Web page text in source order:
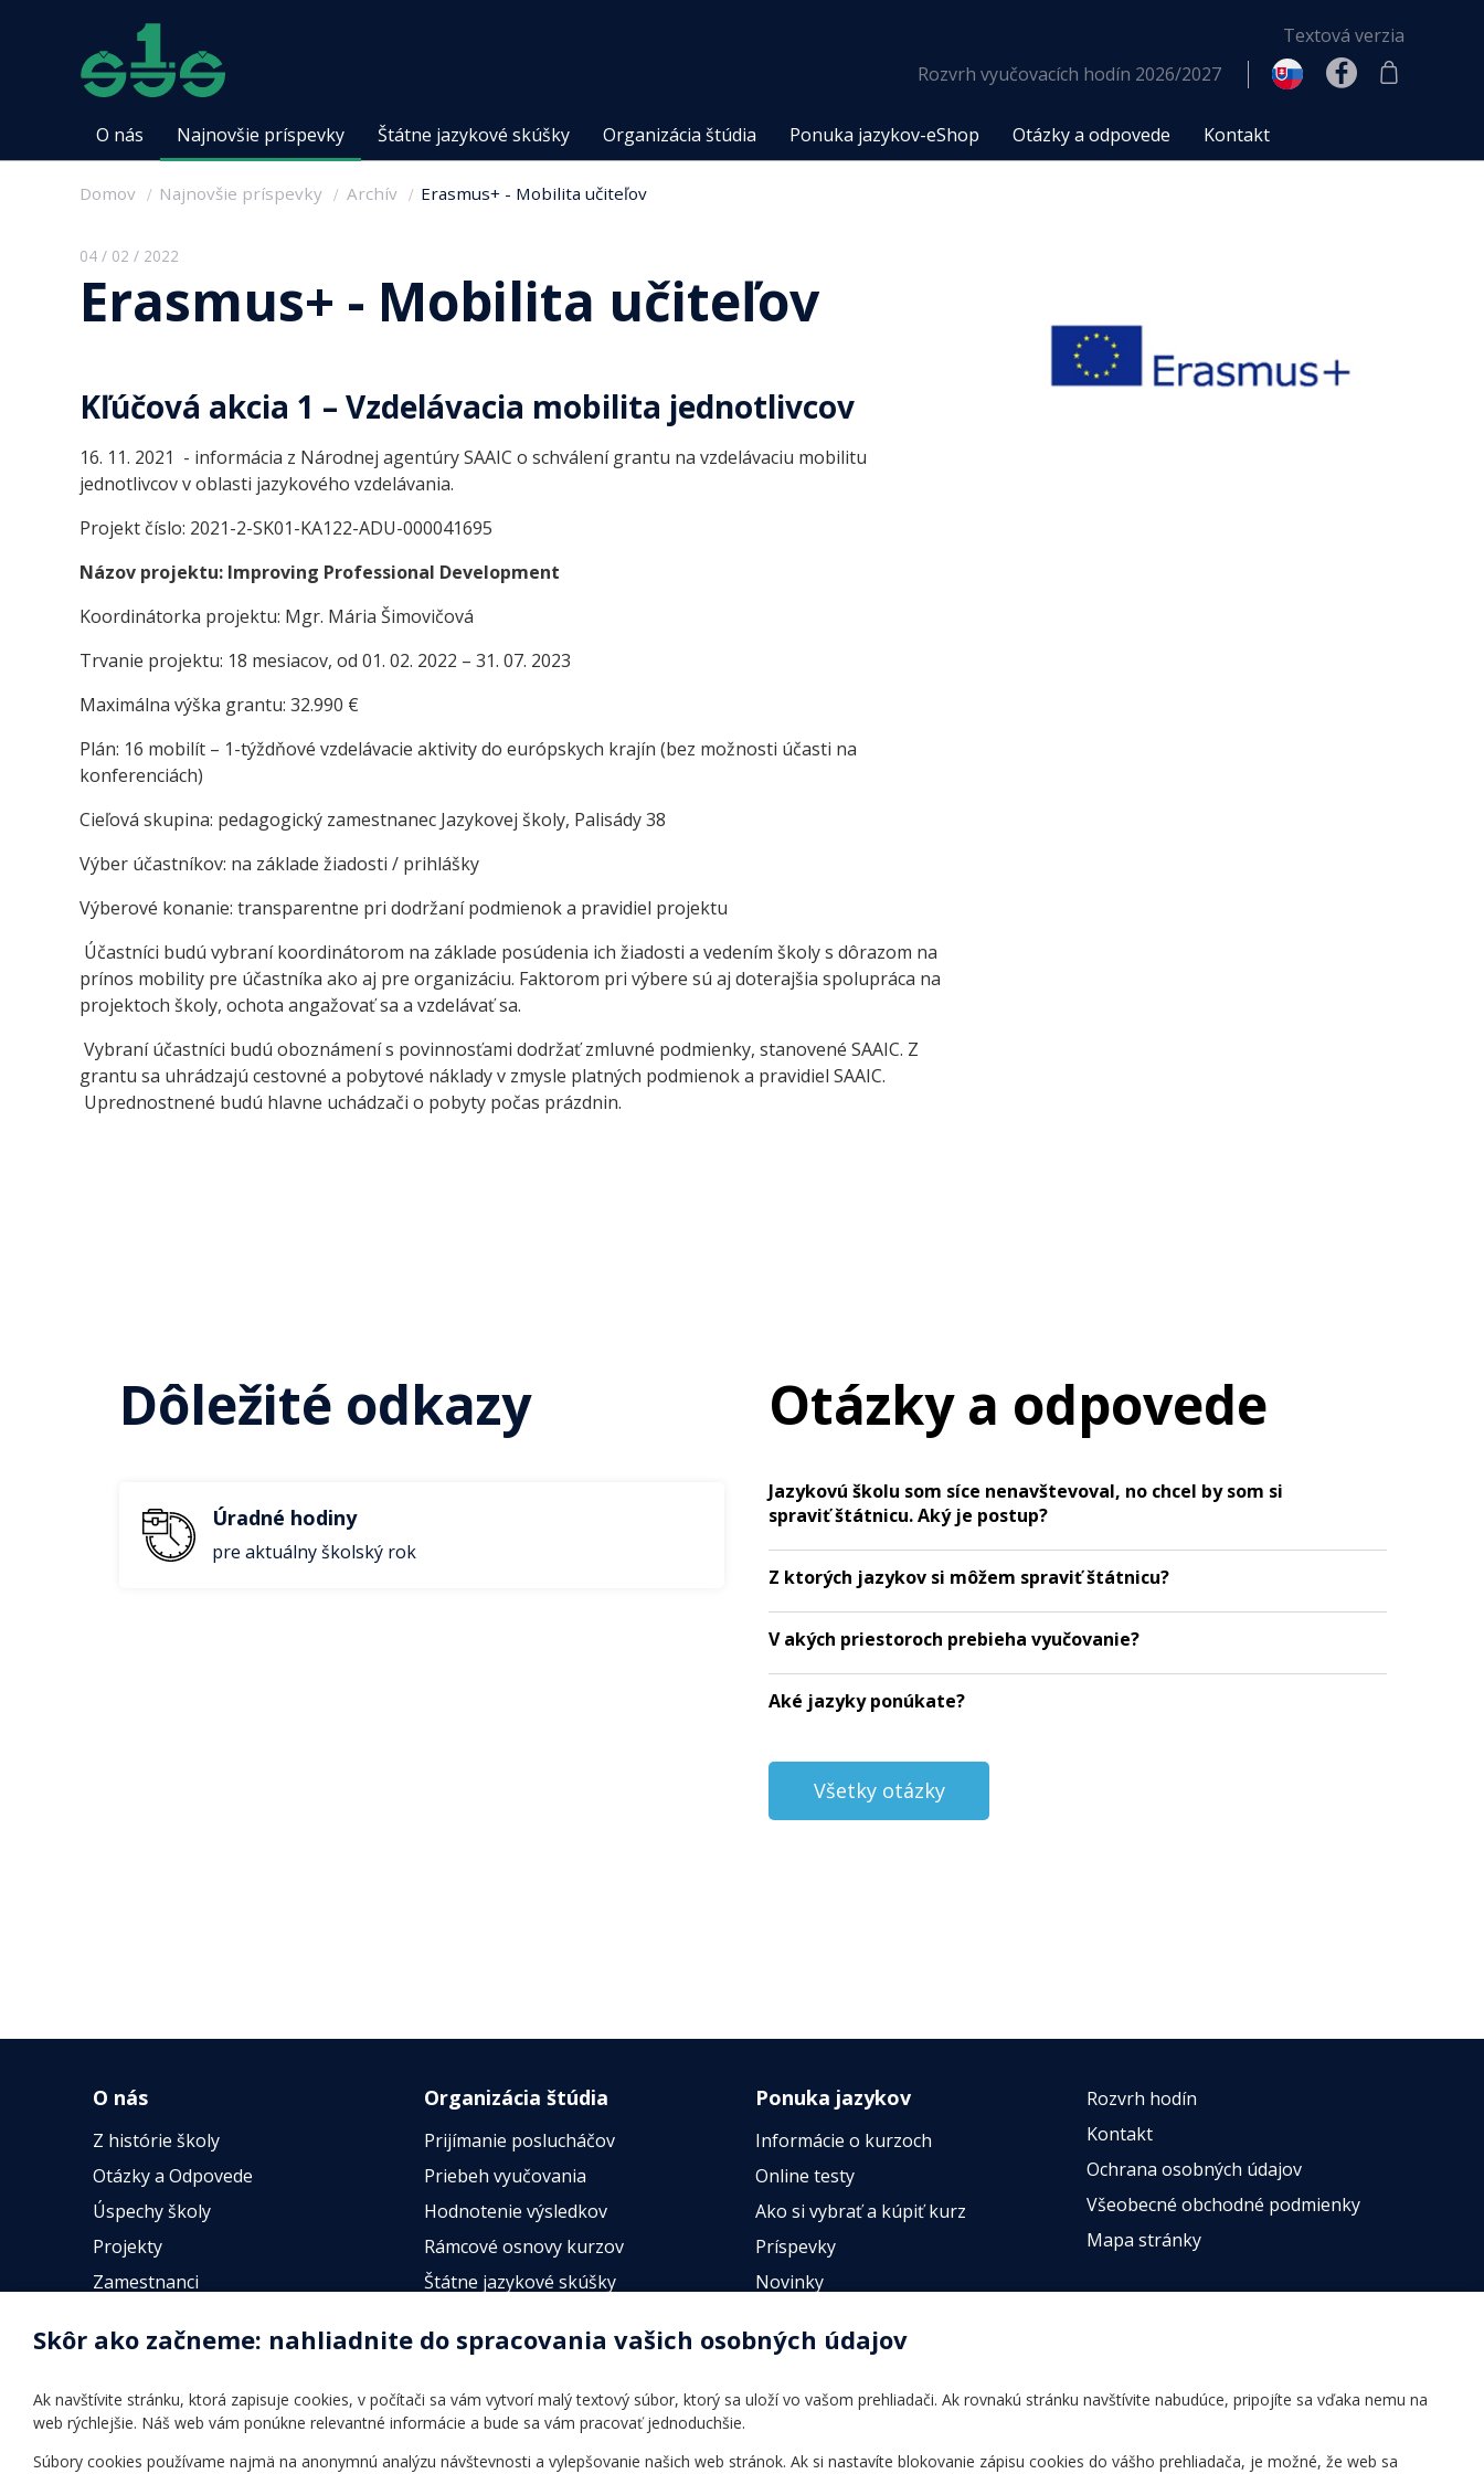
Textová verzia
Rozvrh vyučovacích hodín 2026/2027
O nás Najnovšie príspevky Štátne jazykové skúšky Organizácia štúdia Ponuka jazykov-eShop Otázky a odpovede Kontakt
Domov Najnovšie príspevky Archív Erasmus+ - Mobilita učiteľov
04 / 02 / 2022
Erasmus+ - Mobilita učiteľov
Kľúčová akcia 1 – Vzdelávacia mobilita jednotlivcov
16. 11. 2021 - informácia z Národnej agentúry SAAIC o schválení grantu na vzdelávaciu mobilitu
jednotlivcov v oblasti jazykového vzdelávania.
Projekt číslo: 2021-2-SK01-KA122-ADU-000041695
Názov projektu: Improving Professional Development
Koordinátorka projektu: Mgr. Mária Šimovičová
Trvanie projektu: 18 mesiacov, od 01. 02. 2022 – 31. 07. 2023
Maximálna výška grantu: 32.990 €
Plán: 16 mobilít – 1-týždňové vzdelávacie aktivity do európskych krajín (bez možnosti účasti na
konferenciách)
Cieľová skupina: pedagogický zamestnanec Jazykovej školy, Palisády 38
Výber účastníkov: na základe žiadosti / prihlášky
Výberové konanie: transparentne pri dodržaní podmienok a pravidiel projektu
Účastníci budú vybraní koordinátorom na základe posúdenia ich žiadosti a vedením školy s dôrazom na
prínos mobility pre účastníka ako aj pre organizáciu. Faktorom pri výbere sú aj doterajšia spolupráca na
projektoch školy, ochota angažovať sa a vzdelávať sa.
Vybraní účastníci budú oboznámení s povinnosťami dodržať zmluvné podmienky, stanovené SAAIC. Z
grantu sa uhrádzajú cestovné a pobytové náklady v zmysle platných podmienok a pravidiel SAAIC.
Uprednostnené budú hlavne uchádzači o pobyty počas prázdnin.
Dôležité odkazy
Úradné hodiny
pre aktuálny školský rok
Otázky a odpovede
Jazykovú školu som síce nenavštevoval, no chcel by som si
spraviť štátnicu. Aký je postup?
Z ktorých jazykov si môžem spraviť štátnicu?
V akých priestoroch prebieha vyučovanie?
Aké jazyky ponúkate?
Všetky otázky
O nás
Z histórie školy
Otázky a Odpovede
Úspechy školy
Projekty
Zamestnanci
Identifikačné údaje školy
Úradné hodiny
Povinné zverejňovanie
Vnútorný poriadok
Organizácia štúdia
Prijímanie poslucháčov
Priebeh vyučovania
Hodnotenie výsledkov
Rámcové osnovy kurzov
Štátne jazykové skúšky
Ponuka jazykov
Informácie o kurzoch
Online testy
Ako si vybrať a kúpiť kurz
Príspevky
Novinky
Rozvrh hodín
Kontakt
Ochrana osobných údajov
Všeobecné obchodné podmienky
Mapa stránky
Skôr ako začneme: nahliadnite do spracovania vašich osobných údajov
Ak navštívite stránku, ktorá zapisuje cookies, v počítači sa vám vytvorí malý textový súbor, ktorý sa uloží vo vašom prehliadači. Ak rovnakú stránku navštívite nabudúce, pripojíte sa vďaka nemu na
web rýchlejšie. Náš web vám ponúkne relevantné informácie a bude sa vám pracovať jednoduchšie.
Súbory cookies používame najmä na anonymnú analýzu návštevnosti a vylepšovanie našich web stránok. Ak si nastavíte blokovanie zápisu cookies do vášho prehliadača, je možné, že web sa